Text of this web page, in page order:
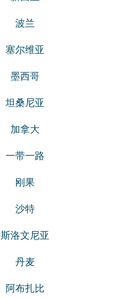
波兰
塞尔维亚
墨西哥
坦桑尼亚
加拿大
一带一路
刚果
沙特
斯洛文尼亚
丹麦
阿布扎比